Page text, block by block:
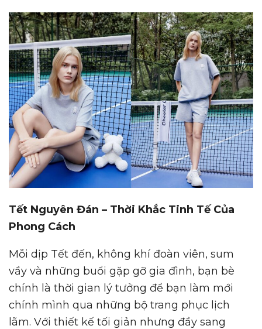
Tết Nguyên Đán – Thời Khắc Tinh Tế Của
Phong Cách
Mỗi dịp Tết đến, không khí đoàn viên, sum
vầy và những buổi gặp gỡ gia đình, bạn bè
chính là thời gian lý tưởng để bạn làm mới
chính mình qua những bộ trang phục lịch
lãm. Với thiết kế tối giản nhưng đầy sang